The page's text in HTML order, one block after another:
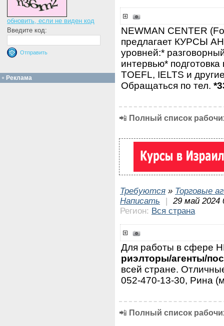
NEWMAN CENTER
предлагает КУРСЫ
уровней:*
интервью* подготовка
TOEFL, IELTS и
Обращаться по тел.
📲 Полный список
Требуются » Торговые
Написать
|
29 май 2024
Регион: Вся страна
Для работы в сфере
риэлторы/агенты/
всей стране.
052-470-13-30, Рина
📲 Полный список
обновить, если не виден код
Введите код:
Реклама